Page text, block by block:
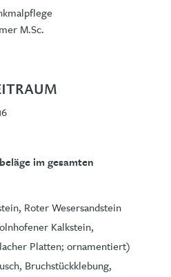
M.Sc.
im gesamten
Roter Wesersandstein
Kalkstein,
Platten; ornamentiert)
Bruchstückklebung,